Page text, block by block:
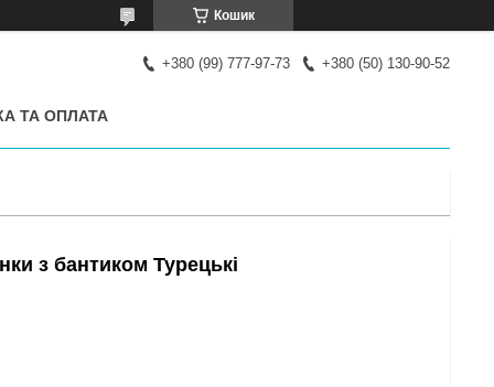
Кошик
+380 (99) 777-97-73 +380 (50) 130-90-52
ТА ОПЛАТА
з бантиком Турецькі